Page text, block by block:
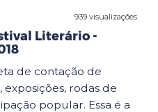
939 visualizações
Literário -
de contação de
exposições, rodas de
popular. Essa é a